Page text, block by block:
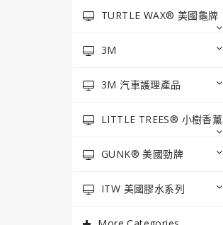
TURTLE WAX® 美國龜牌
3M
3M 汽車護理產品
LITTLE TREES® 小樹香薰
GUNK® 美國勁牌
ITW 美國膠水系列